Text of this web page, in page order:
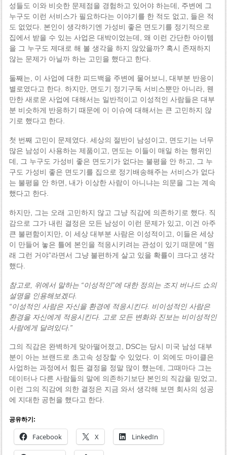
성들도 이와 비슷한 문제점을 경험하고 있어야 하는데, 주변에 그
누구도 이런 서비스가 필요하다는 이야기를 한 적도 없고, 들은 적
도 없었다. 본인이 생각하기엔 가성비 좋은 면도기를 정기적으로
집에서 받을 수 있는 사업은 대박이었는데, 왜 이런 간단한 아이템
을 그 누구도 제대로 해 볼 생각을 하지 않았을까? 혹시 존재하지
않는 문제가 아닐까 하는 고민을 했다고 한다.
둘째는, 이 사업에 대한 피드백을 주변에 물어보니, 대부분 반응이
별로였다고 한다. 하지만, 면도기 정기구독 서비스뿐만 아니라, 웬
만한 새로운 사업에 대해서는 일반적이고 이성적인 사람들은 대부
분 비슷하게 반응하기 때문에 이 이슈에 대해서는 큰 고민하지 않
기로 했다고 한다.
첫 번째 고민이 문제였다. 세상의 절반이 남성이고, 면도기는 너무
많은 남성이 사용하는 제품이고, 면도는 이들이 매일 하는 행위인
데, 그 누구도 가성비 좋은 면도기가 없다는 불평을 안 하고, 그 누
구도 가성비 좋은 면도기를 집으로 정기배송해주는 서비스가 없다
는 불평을 안 하면, 내가 이상한 사람이 아니냐는 의문을 그는 계속
했다고 한다.
하지만, 그는 오래 고민하지 않고 그냥 직감에 의존하기로 했다. 직
감으로 그가 내린 결정은 모든 남성이 이런 문제가 있고, 이건 아주
큰 불편함이지만, 이 세상 대부분 사람은 이성적이고, 이들은 세상
이 만들어 놓은 틀에 본인을 적응시키려는 관성이 있기 때문에 “원
래 그런 거야”라면서 그냥 불편하게 살고 있을 확률이 크다고 생각
했다.
참고로, 위에서 말하는 “이성적인”에 대한 정의는 조지 버나드 쇼의
설명을 인용해보겠다.
“이성적인 사람은 자신을 환경에 적응시킨다. 비이성적인 사람은
환경을 자신에게 적응시킨다. 고로 모든 변화와 진보는 비이성적인
사람에게 달려있다.”
그의 직감은 완벽하게 맞아떨어졌고, DSC는 당시 미국 남성 대부
분이 아는 브랜드로 초고속 성장할 수 있었다. 이 외에도 마이클은
사업하는 과정에서 힘든 결정을 정말 많이 했는데, 그때마다 그는
데이터나 다른 사람들의 말에 의존하기보단 본인의 직감을 믿었고,
이런 그의 직감에 의한 결정은 지금 와서 생각해 보면 회사의 성공
에 지대한 공헌을 했다고 한다.
공유하기:
Facebook X LinkedIn